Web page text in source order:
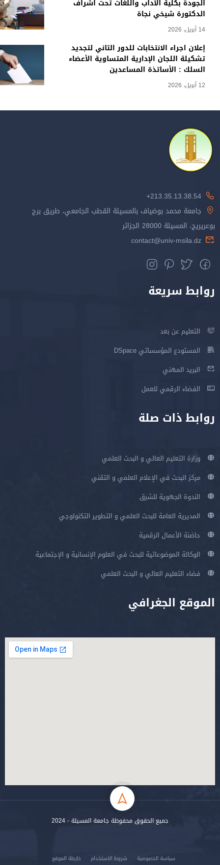
الجودة بكلية الآداب واللغات تحت اشراف
الدكتورة شيخي نجاة
14 أبريل، 2026
إعلان اجراء الانتخابات للدور الثاني لتجديد
تشكيلة اللجان الإدارية المتساوية الأعضاء
السلك : الأساتذة المساعدين
12 أبريل، 2026
213.35.13.38.54+
جامعة محمد بوضياف بالمسيلة القطب الجامعي، طريق برج
بوعريريج، المسيلة 28000 الجزائر
contact@univ-msila.dz
روابط سريعة
التعليم عن بعد
المستودع المؤسساتي DSpace
البريد المهني
الفضاء الرقمي للعمل
روابط ذات صلة
وزارة التعليم العالي و البحث العلمي
مركز البحث في الإعلام العلمي و التقني
الندوة الجهوية للشرق
المديرية العامة للبحث العلمي و التطوير التكنولوجي
حاضنة الأعمال الرقمية
الوكالة الموضوعاتية للبحث في العلوم الإنسانية و الإجتماعية
فضاء التعليم العالي و البحث العلمي
الموقع الجغرافي
جميع الحقوق محفوظة جامعة المسيلة - 2024
سياسة الخصوصية شروط الاستخدام خارطة الموقع